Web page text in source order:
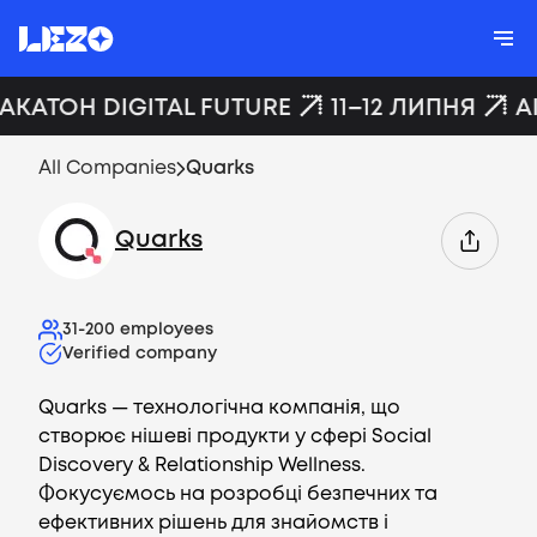
DIGITAL FUTURE 11–12 ЛИПНЯ
All Companies Quarks
Quarks
31-200 employees
Verified company
Quarks — технологічна компанія, що
створює нішеві продукти у сфері Social
Discovery & Relationship Wellness.
Фокусуємось на розробці безпечних та
ефективних рішень для знайомств і